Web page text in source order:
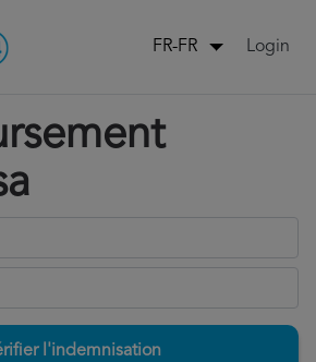
FR-FR Login
l'indemnisation